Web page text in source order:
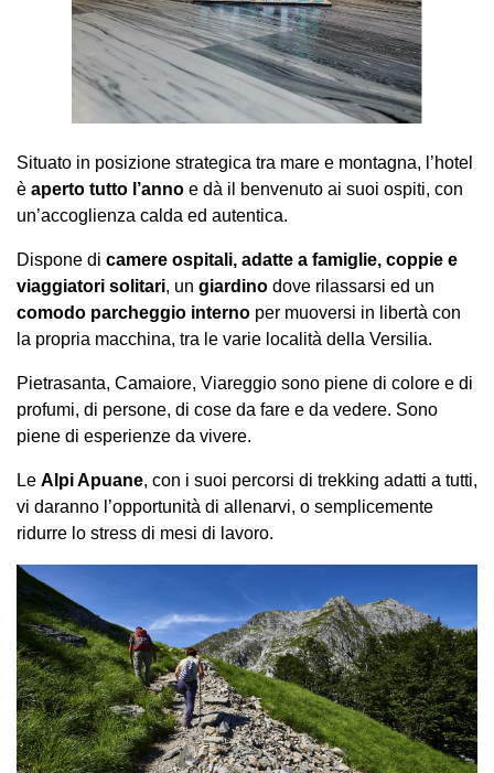
Situato in posizione strategica tra mare e montagna, l’hotel
è aperto tutto l’anno e dà il benvenuto ai suoi ospiti, con
un’accoglienza calda ed autentica.
Dispone di camere ospitali, adatte a famiglie, coppie e
viaggiatori solitari, un giardino dove rilassarsi ed un
comodo parcheggio interno per muoversi in libertà con
la propria macchina, tra le varie località della Versilia.
Pietrasanta, Camaiore, Viareggio sono piene di colore e di
profumi, di persone, di cose da fare e da vedere. Sono
piene di esperienze da vivere.
Le Alpi Apuane, con i suoi percorsi di trekking adatti a tutti,
vi daranno l’opportunità di allenarvi, o semplicemente
ridurre lo stress di mesi di lavoro.